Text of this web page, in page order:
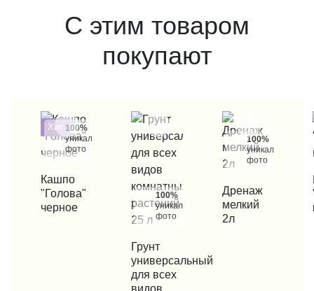
С этим товаром
покупают
Хит 100%
уникальные
фото
КУПИТЬ В 1 КЛИК
Кашпо
"Голова"
черное
100%
уникальные
фото
КУПИТЬ В 1 КЛИК
Грунт
универсальный
для всех
100%
уникальные
фото
КУПИТЬ В 1 КЛИК
Дренаж
мелкий
2л